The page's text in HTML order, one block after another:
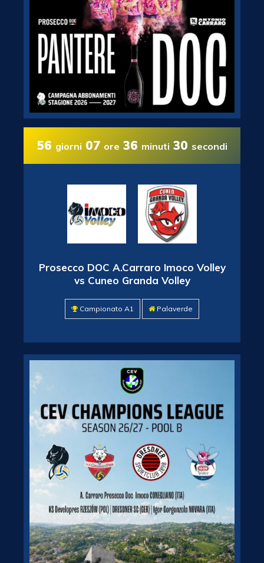
56 giorni 07 ore 36 minuti 29 secondi
Prosecco DOC A.Carraro Imoco Volley
vs Cuneo Granda Volley
Campionato A1 Palaverde